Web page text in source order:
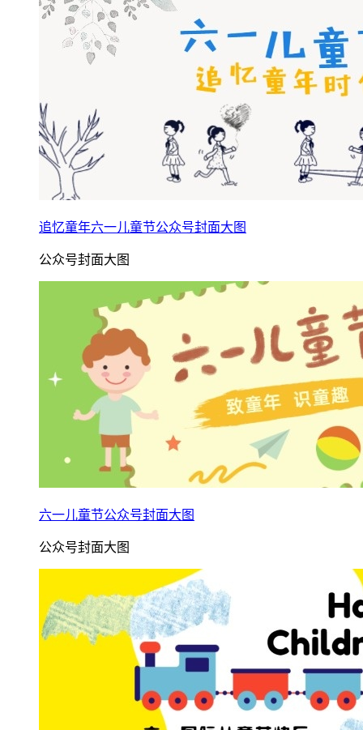
追忆童年六一儿童节公众号封面大图
公众号封面大图
六一儿童节公众号封面大图
公众号封面大图